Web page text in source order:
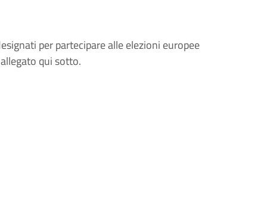
per partecipare alle elezioni europee
qui sotto.